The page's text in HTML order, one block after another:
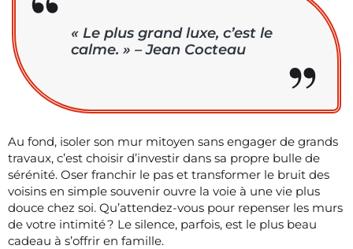
« Le plus grand luxe, c’est le
calme. » – Jean Cocteau
Au fond, isoler son mur mitoyen sans engager de grands
travaux, c’est choisir d’investir dans sa propre bulle de
sérénité. Oser franchir le pas et transformer le bruit des
voisins en simple souvenir ouvre la voie à une vie plus
douce chez soi. Qu’attendez-vous pour repenser les murs
de votre intimité ? Le silence, parfois, est le plus beau
cadeau à s’offrir en famille.